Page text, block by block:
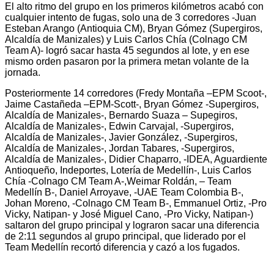
El alto ritmo del grupo en los primeros kilómetros acabó con
cualquier intento de fugas, solo una de 3 corredores -Juan
Esteban Arango (Antioquia CM), Bryan Gómez (Supergiros,
Alcaldía de Manizales) y Luis Carlos Chía (Colnago CM
Team A)- logró sacar hasta 45 segundos al lote, y en ese
mismo orden pasaron por la primera metan volante de la
jornada.
Posteriormente 14 corredores (Fredy Montaña –EPM Scoot-,
Jaime Castañeda –EPM-Scott-, Bryan Gómez -Supergiros,
Alcaldía de Manizales-, Bernardo Suaza – Supegiros,
Alcaldía de Manizales-, Edwin Carvajal, -Supergiros,
Alcaldía de Manizales-, Javier González, -Supergiros,
Alcaldía de Manizales-, Jordan Tabares, -Supergiros,
Alcaldía de Manizales-, Didier Chaparro, -IDEA, Aguardiente
Antioqueño, Indeportes, Lotería de Medellín-, Luis Carlos
Chía -Colnago CM Team A-,Weimar Roldán, – Team
Medellín B-, Daniel Arroyave, -UAE Team Colombia B-,
Johan Moreno, -Colnago CM Team B-, Emmanuel Ortiz, -Pro
Vicky, Natipan- y José Miguel Cano, -Pro Vicky, Natipan-)
saltaron del grupo principal y lograron sacar una diferencia
de 2:11 segundos al grupo principal, que liderado por el
Team Medellín recortó diferencia y cazó a los fugados.